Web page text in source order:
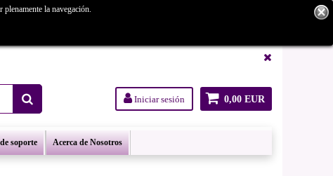
0,00 EUR
Iniciar sesión
soporte Acerca de Nosotros
plenamente la navegación.